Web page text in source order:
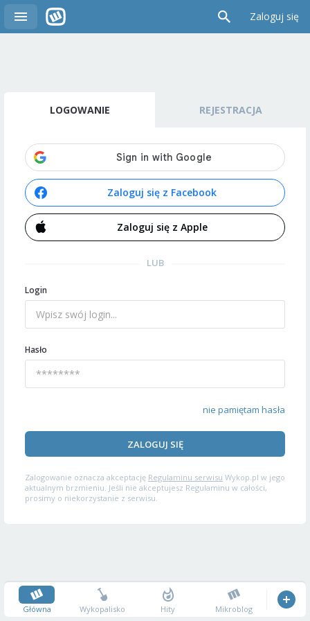
Zaloguj się
LOGOWANIE REJESTRACJA
Zaloguj się z Facebook
Zaloguj się z Apple
LUB
Login
Hasło
nie pamiętam hasła
ZALOGUJ SIĘ
Zalogowanie oznacza akceptację Regulaminu serwisu Wykop.pl w jego
aktualnym brzmieniu. Jeśli nie akceptujesz Regulaminu w całości,
prosimy o niekorzystanie z serwisu.
Główna Wykopalisko Hity Mikroblog